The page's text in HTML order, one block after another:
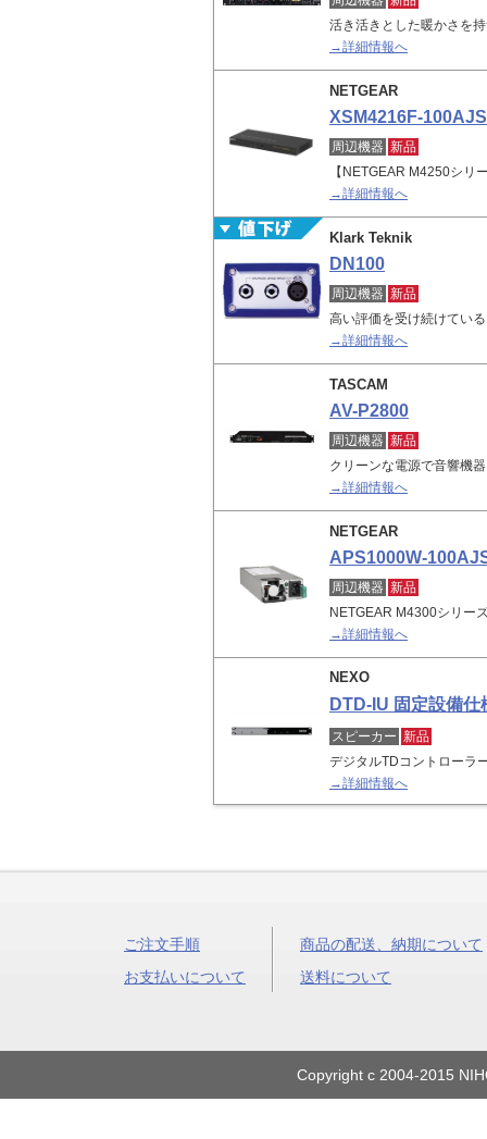
活き活きとした暖かさを
→詳細情報へ
NETGEAR
XSM4216F-100AJS
周辺機器 新品
【NETGEAR M4250シリ
→詳細情報へ
Klark Teknik
DN100
周辺機器 新品
高い評価を受け続けてい
→詳細情報へ
TASCAM
AV-P2800
周辺機器 新品
クリーンな電源で音響機
→詳細情報へ
NETGEAR
APS1000W-
周辺機器 新品
NETGEAR M4300シリー
→詳細情報へ
NEXO
DTD-IU 固定設備仕
スピーカー 新品
デジタルTDコントローラ
→詳細情報へ
ご注文手順
お支払いについて
商品の配送、納期について
送料について
Copyright c 2004-2015